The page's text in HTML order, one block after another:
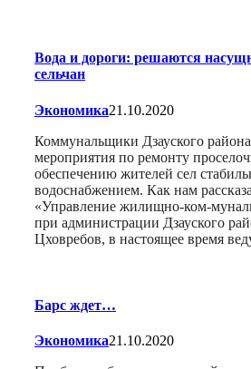
Вода и дороги: решаются
сельчан
Экономика21.10.2020
Коммунальщики Дзауского
мероприятия по ремонту
обеспечению жителей сел
водоснабжением. Как нам
«Управление жилищно-ком-
при администрации Дзауского
Цховребов, в настоящее время
Барс ждет…
Экономика21.10.2020